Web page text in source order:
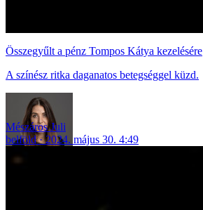
Összegyűlt a pénz Tompos Kátya kezelésére
A színész ritka daganatos betegséggel küzd.
Mészáros Juli
belföld
2024. május 30. 4:49